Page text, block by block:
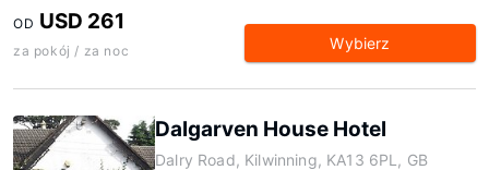
OD USD 261
za pokój / za noc Wybierz
Dalgarven House Hotel
Dalry Road, Kilwinning, KA13 6PL, GB